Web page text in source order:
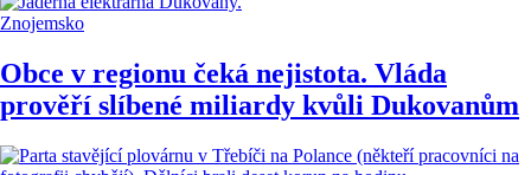
Znojemsko
Obce v regionu čeká nejistota. Vláda
prověří slíbené miliardy kvůli Dukovanům